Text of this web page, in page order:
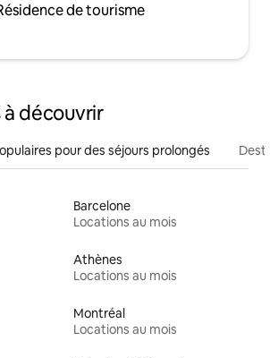
de tourisme
découvrir
pour des séjours prolongés
Barcelone
Locations au mois
Athènes
Locations au mois
Montréal
Locations au mois